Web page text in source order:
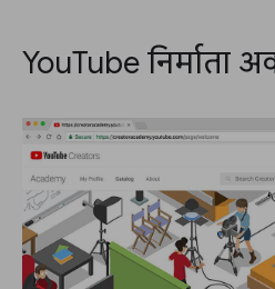
YouTube निर्माता